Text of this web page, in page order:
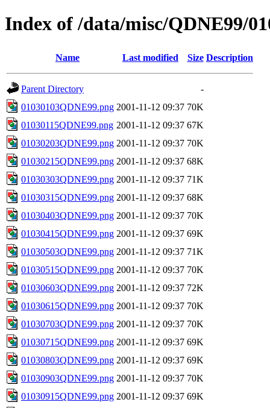
Index of /data/misc/QDNE99/
Name Last modified Size Description
Parent Directory
-
01030103QDNE99.png 2001-11-12 09:37 70K
01030115QDNE99.png 2001-11-12 09:37 67K
01030203QDNE99.png 2001-11-12 09:37 70K
01030215QDNE99.png 2001-11-12 09:37 68K
01030303QDNE99.png 2001-11-12 09:37 71K
01030315QDNE99.png 2001-11-12 09:37 68K
01030403QDNE99.png 2001-11-12 09:37 70K
01030415QDNE99.png 2001-11-12 09:37 69K
01030503QDNE99.png 2001-11-12 09:37 71K
01030515QDNE99.png 2001-11-12 09:37 70K
01030603QDNE99.png 2001-11-12 09:37 72K
01030615QDNE99.png 2001-11-12 09:37 70K
01030703QDNE99.png 2001-11-12 09:37 70K
01030715QDNE99.png 2001-11-12 09:37 69K
01030803QDNE99.png 2001-11-12 09:37 69K
01030903QDNE99.png 2001-11-12 09:37 70K
01030915QDNE99.png 2001-11-12 09:37 69K